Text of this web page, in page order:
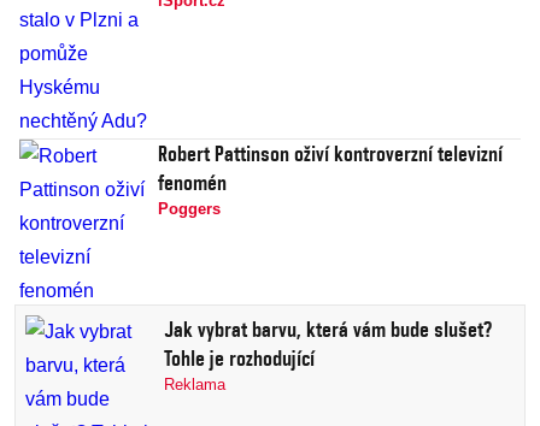
Robert Pattinson oživí kontroverzní televizní
fenomén
Poggers
Jak vybrat barvu, která vám bude slušet?
Tohle je rozhodující
Reklama